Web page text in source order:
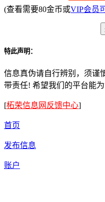
(查看需要80金币或VIP会员
特此声明：
信息真伪请自行辨别，须谨
带责任! 希望我们的平台能
[柘荣信息网反馈中心]
首页
发布信息
账户